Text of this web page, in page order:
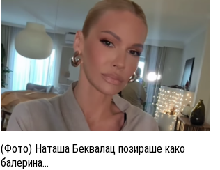
(Фото) Наташа Беквалац позираше како
балерина...